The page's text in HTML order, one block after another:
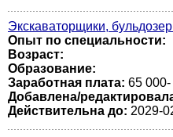
Экскаваторщики,
Опыт по специальности:
Возраст:
Образование:
Заработная плата: 65
Добавлена/
Действительна до: 2029-